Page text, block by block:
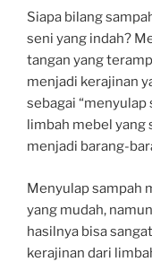
Siapa bilang
seni yang indah?
tangan yang
menjadi kerajinan
sebagai “menyulap
limbah mebel yang
menjadi barang-
Menyulap sampah
yang mudah,
hasilnya bisa
kerajinan dari